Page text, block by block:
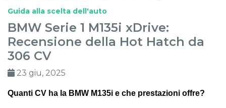
Guida alla scelta dell'auto
BMW Serie 1 M135i xDrive:
Recensione della Hot Hatch da
306 CV
23 giu, 2025
Quanti CV ha la BMW M135i e che prestazioni offre?